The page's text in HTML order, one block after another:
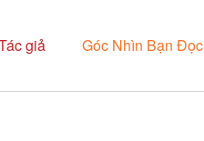
giả Góc Nhìn Bạn Đọc